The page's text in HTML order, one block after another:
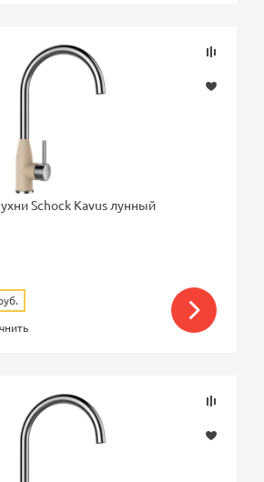
Schock Kavus лунный